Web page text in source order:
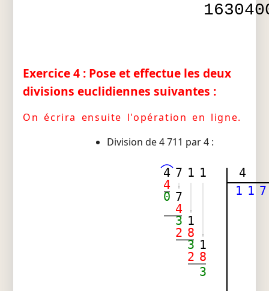
Exercice 4 : Pose et effectue les deux
divisions euclidiennes suivantes :
On écrira ensuite l'opération en ligne.
Division de 4 711 par 4 :
4 7 1 1
4
1 1 7
4
7
0
4
1
3
8
2
1
3
8
2
3